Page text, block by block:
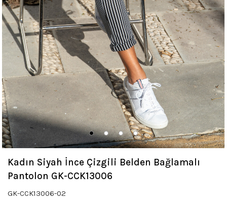
Kadın Siyah İnce Çizgili Belden Bağlamalı
Pantolon GK-CCK13006
GK-CCK13006-02